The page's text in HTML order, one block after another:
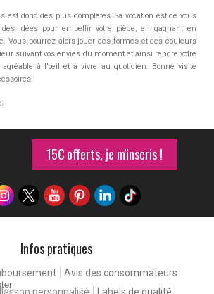
est donc des plus complètes. Sa vocation est de vous
idées pour embellir votre pièce, en gagnant en
Vous pourrez alors jouer des formes et des couleurs
suivant vos envies du moment et ainsi rendre votre
agréable à l'œil et à vivre au quotidien. Bonne visite
15€ offerts, je m'inscris !
Infos pratiques
Avis des consommateurs
personnalisé
Labels de qualité